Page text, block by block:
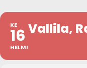
KE
16
HELMI
Vallila,